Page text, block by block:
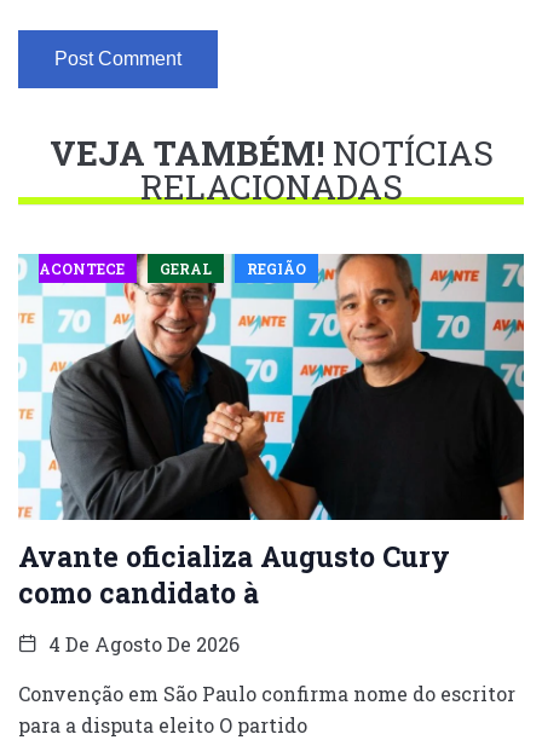
VEJA TAMBÉM! NOTÍCIAS
RELACIONADAS
ACONTECE GERAL REGIÃO
Avante oficializa Augusto Cury
como candidato à
4 De Agosto De 2026
Convenção em São Paulo confirma nome do escritor
para a disputa eleito O partido